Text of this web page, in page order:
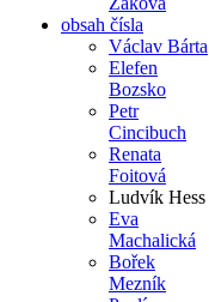
obsah čísla
Václav Bárta
Elefen
Bozsko
Petr
Cincibuch
Renata
Foitová
Ludvík Hess
Eva
Machalická
Bořek
Mezník